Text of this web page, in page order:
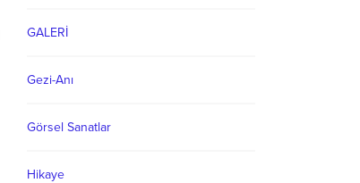
GALERİ
Gezi-Anı
Görsel Sanatlar
Hikaye